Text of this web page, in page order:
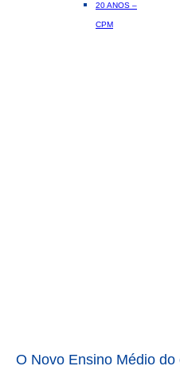
20 ANOS –
CPM
O Novo Ensino Médio